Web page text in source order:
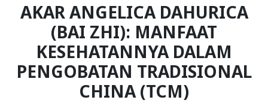
AKAR ANGELICA DAHURICA
(BAI ZHI): MANFAAT
KESEHATANNYA DALAM
PENGOBATAN TRADISIONAL
CHINA (TCM)